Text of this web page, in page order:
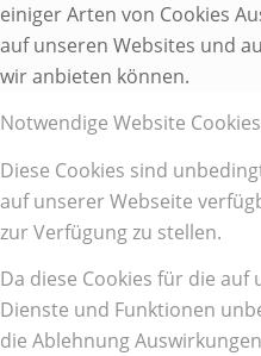
einiger Arten von Cookies
auf unseren Websites und
wir anbieten können.
Notwendige Website Cookies
Diese Cookies sind
auf unserer Webseite
zur Verfügung zu stellen.
Da diese Cookies für die
Dienste und Funktionen
die Ablehnung